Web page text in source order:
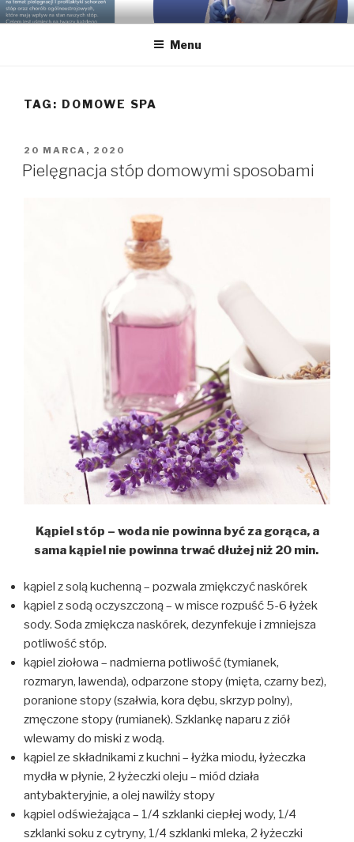
Przeskocz
do
GABINET PODOLOGICZNY
KLAUDIA KOTYŃSKA
Podolog dla Twoich stóp, Bielsko-Biała, gabinet podologiczny,
Menu
TAG: DOMOWE SPA
OPUBLIKOWANE
W
20 MARCA, 2020
Pielęgnacja stóp domowymi sposobami
Kąpiel stóp – woda nie powinna być za gorąca, a
sama kąpiel nie powinna trwać dłużej niż 20 min.
kąpiel z solą kuchenną – pozwala zmiękczyć naskórek
kąpiel z sodą oczyszczoną – w misce rozpuść 5-6 łyżek
sody. Soda zmiękcza naskórek, dezynfekuje i zmniejsza
potliwość stóp.
kąpiel ziołowa – nadmierna potliwość (tymianek,
rozmaryn, lawenda), odparzone stopy (mięta, czarny bez),
poranione stopy (szałwia, kora dębu, skrzyp polny),
zmęczone stopy (rumianek). Szklankę naparu z ziół
wlewamy do miski z wodą.
kąpiel ze składnikami z kuchni – łyżka miodu, łyżeczka
mydła w płynie, 2 łyżeczki oleju – miód działa
antybakteryjnie, a olej nawilży stopy
kąpiel odświeżająca – 1/4 szklanki ciepłej wody, 1/4
szklanki soku z cytryny, 1/4 szklanki mleka, 2 łyżeczki